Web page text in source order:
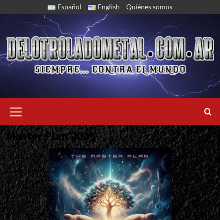
Español English Quiénes somos
Menu
Master Plan 2026